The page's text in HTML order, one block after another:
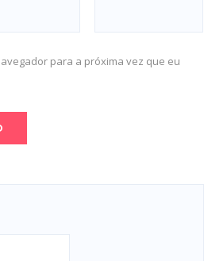
para a próxima vez que eu